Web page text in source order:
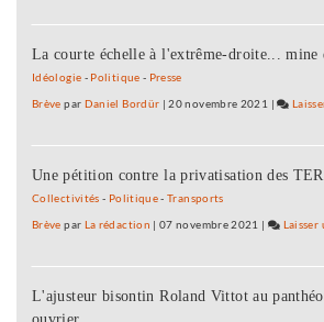
La courte échelle à l'extrême-droite... mine
Idéologie - Politique - Presse
Brève par Daniel Bordür |20 novembre 2021 |
Une pétition contre la privatisation des TER
Collectivités - Politique-Transports
Brève par La rédaction |07 novembre 2021 | Laisser
L'ajusteur bisontin Roland Vittot au
ouvrier